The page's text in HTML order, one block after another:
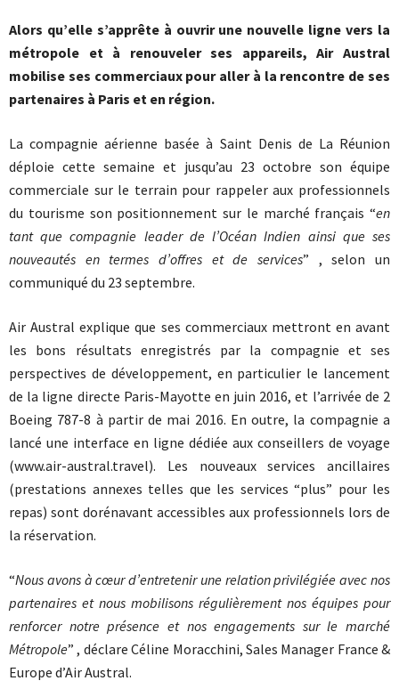
Alors qu’elle s’apprête à ouvrir une nouvelle ligne vers la
métropole et à renouveler ses appareils, Air Austral
mobilise ses commerciaux pour aller à la rencontre de ses
partenaires à Paris et en région.
La compagnie aérienne basée à Saint Denis de La Réunion
déploie cette semaine et jusqu’au 23 octobre son équipe
commerciale sur le terrain pour rappeler aux professionnels
du tourisme son positionnement sur le marché français “en
tant que compagnie leader de l’Océan Indien ainsi que ses
nouveautés en termes d’offres et de services” , selon un
communiqué du 23 septembre.
Air Austral explique que ses commerciaux mettront en avant
les bons résultats enregistrés par la compagnie et ses
perspectives de développement, en particulier le lancement
de la ligne directe Paris-Mayotte en juin 2016, et l’arrivée de 2
Boeing 787-8 à partir de mai 2016. En outre, la compagnie a
lancé une interface en ligne dédiée aux conseillers de voyage
(www.air-austral.travel). Les nouveaux services ancillaires
(prestations annexes telles que les services “plus” pour les
repas) sont dorénavant accessibles aux professionnels lors de
la réservation.
“Nous avons à cœur d’entretenir une relation privilégiée avec nos
partenaires et nous mobilisons régulièrement nos équipes pour
renforcer notre présence et nos engagements sur le marché
Métropole” , déclare Céline Moracchini, Sales Manager France &
Europe d’Air Austral.